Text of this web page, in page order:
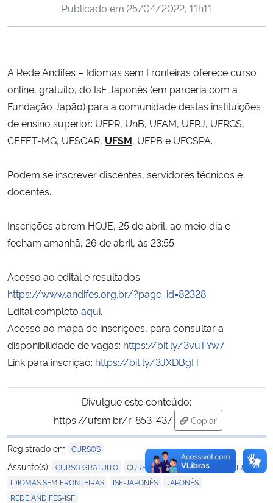
Ministério da Cidadania
Ministério de Minas e Energia
Ministério da Ciência, Tecnologia, Inovações e Comunicações
Ministério do Meio Ambiente
Controladoria-Geral da União
Secretaria-Geral
Secretaria de Governo
Gabinete de Segurança Institucional
Banco Central do Brasil
Publicado em 25/04/2022, 11h11
A Rede Andifes – Idiomas sem Fronteiras oferece curso
online, gratuito, do IsF Japonês (em parceria com a
Fundação Japão) para a comunidade destas instituições
de ensino superior: UFPR, UnB, UFAM, UFRJ, UFRGS,
CEFET-MG, UFSCAR, UFSM, UFPB e UFCSPA.
Podem se inscrever discentes, servidores técnicos e
docentes.
Inscrições abrem HOJE, 25 de abril, ao meio dia e
fecham amanhã, 26 de abril, às 23:55.
Acesso ao edital e resultados:
https://www.andifes.org.br/?page_id=82328.
Edital completo aqui.
Acesso ao mapa de inscrições, para consultar a
disponibilidade de vagas: https://bit.ly/3vuTYw7
Link para inscrição: https://bit.ly/3JXDBgH
Divulgue este conteúdo:
https://ufsm.br/r-853-437
Copiar
para área de
Registrado em CURSOS
Assunto(s): CURSO GRATUITO CURSOS DE LÍNGUA ESTRANGEIRA ,
IDIOMAS SEM FRONTEIRAS ISF-JAPONÊS JAPONÊS
REDE ANDIFES-ISF